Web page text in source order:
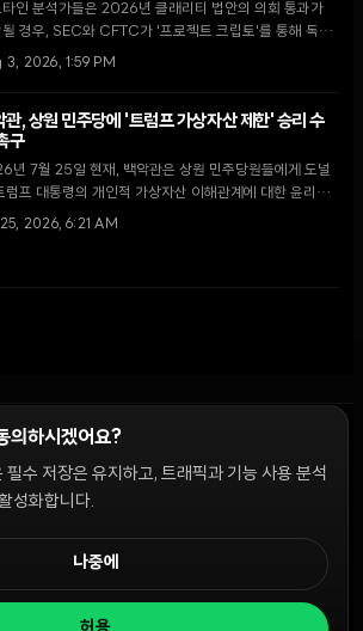
타인 분석가들은 2026년 클래리티 법안의 의회 통과가
될 경우, SEC와 CFTC가 '프로젝트 크립토'를 통해 독자
규제 마련에 속도를 낼 것으로 내다봤다.
3, 2026, 1:59 PM
관, 상원 민주당에 '트럼프 가상자산 제한' 승리 수
구
년 7월 25일 현재, 백악관은 상원 민주당원들에게 도널
럼프 대통령의 개인적 가상자산 이해관계에 대한 윤리적
안을 수용하고 클래리티 법안을 통과시킬 것을 촉구하고
2026, 6:21 AM
캠페인 가이드커뮤니티 랭킹
쿠키 설정
의하시겠어요?
수 저장은 유지하고, 트래픽과 기능 사용 분석
성화합니다.
나중에